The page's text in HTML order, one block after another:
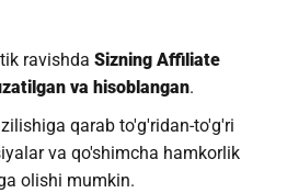
ravishda Sizning Affiliate
va hisoblangan.
qarab to'g'ridan-to'g'ri
va qo'shimcha hamkorlik
olishi mumkin.